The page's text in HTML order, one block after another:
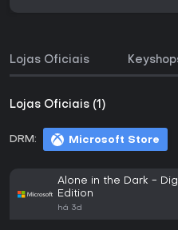
Lojas Oficiais
Lojas Oficiais (1)
DRM: Microsoft Store
Alone in the Dark -
Edition
há 3d